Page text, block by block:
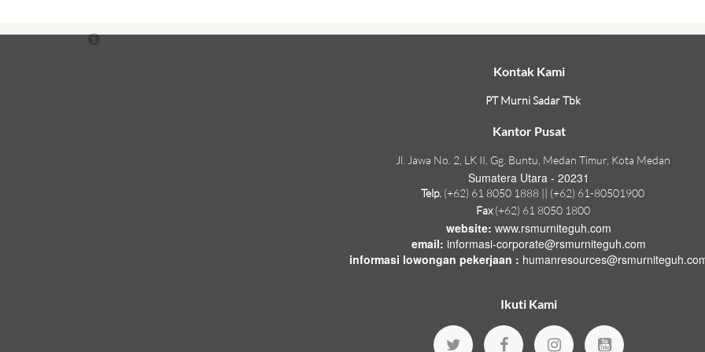
Kontak Kami
PT Murni Sadar Tbk
Kantor Pusat
Jl. Jawa No. 2, LK II, Gg. Buntu, Medan Timur, Kota Medan
Sumatera Utara - 20231
Telp. (+62) 61 8050 1888 || (+62) 61-80501900
Fax(+62) 61 8050 1800
website: www.rsmurniteguh.com
email: informasi-corporate@rsmurniteguh.com
informasi lowongan pekerjaan :
Ikuti Kami